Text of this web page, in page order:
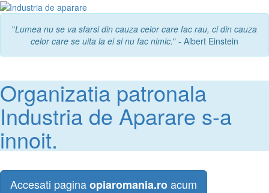
"Lumea nu se va sfarsi din cauza celor care fac rau, ci din cauza
celor care se uita la ei si nu fac nimic." - Albert Einstein
Organizatia patronala
Industria de Aparare s-a
innoit.
Accesati paginaopiaromania.roacum